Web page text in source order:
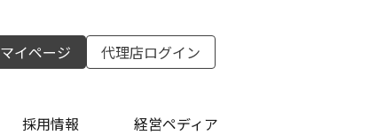
採用情報 経営ペディア
マイページ 代理店ログイン